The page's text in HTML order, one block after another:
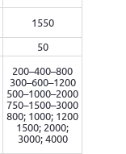
1550
50
200–400–800
300–600–1200
500–1000–2000
750–1500–3000
800; 1000; 1200
1500; 2000;
3000; 4000